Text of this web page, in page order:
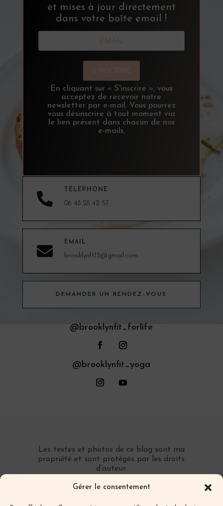
Gérer le consentement
et mises à jour directement
dans votre boîte email !
En cliquant sur « S'inscrire », vous
acceptez de recevoir notre
newsletter par e-mail. Vous pourrez
vous désinscrire à tout moment via
le lien présent dans chacun de nos
e-mails.

TÉLÉPHONE
06 48 28 42 57

EMAIL
brooklynft13@gmail.com
DEMANDER UN RENDEZ-VOUS
@brooklynfit_forlife
@brooklynfit_yoga
Les textes et photos de ce blog sont ma
propriété et sont protégés par les droits
d’auteur.
Toute reproduction partielle ou totale sans